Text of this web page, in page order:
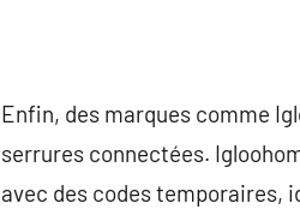
Enfin, des marques comme
serrures connectées.
avec des codes temporaires,